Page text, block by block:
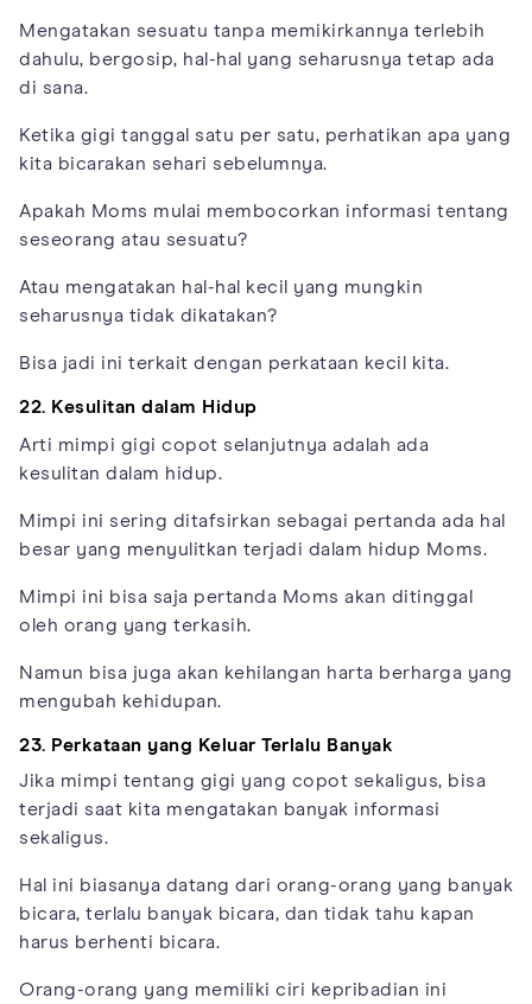
Mengatakan sesuatu tanpa memikirkannya terlebih
dahulu, bergosip, hal-hal yang seharusnya tetap ada
di sana.
Ketika gigi tanggal satu per satu, perhatikan apa yang
kita bicarakan sehari sebelumnya.
Apakah Moms mulai membocorkan informasi tentang
seseorang atau sesuatu?
Atau mengatakan hal-hal kecil yang mungkin
seharusnya tidak dikatakan?
Bisa jadi ini terkait dengan perkataan kecil kita.
22. Kesulitan dalam Hidup
Arti mimpi gigi copot selanjutnya adalah ada
kesulitan dalam hidup.
Mimpi ini sering ditafsirkan sebagai pertanda ada hal
besar yang menyulitkan terjadi dalam hidup Moms.
Mimpi ini bisa saja pertanda Moms akan ditinggal
oleh orang yang terkasih.
Namun bisa juga akan kehilangan harta berharga yang
mengubah kehidupan.
23. Perkataan yang Keluar Terlalu Banyak
Jika mimpi tentang gigi yang copot sekaligus, bisa
terjadi saat kita mengatakan banyak informasi
sekaligus.
Hal ini biasanya datang dari orang-orang yang banyak
bicara, terlalu banyak bicara, dan tidak tahu kapan
harus berhenti bicara.
Orang-orang yang memiliki ciri kepribadian ini